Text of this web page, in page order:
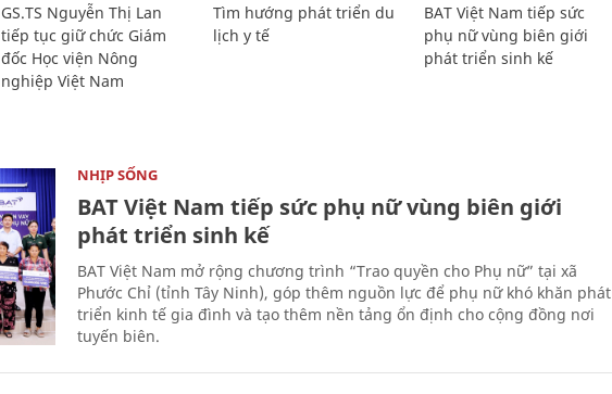
GS.TS Nguyễn Thị Lan
tiếp tục giữ chức Giám
đốc Học viện Nông
nghiệp Việt Nam
Tìm hướng phát triển du
lịch y tế
BAT Việt Nam tiếp sức
phụ nữ vùng biên giới
phát triển sinh kế
NHỊP SỐNG
BAT Việt Nam tiếp sức phụ nữ vùng biên giới
phát triển sinh kế
BAT Việt Nam mở rộng chương trình “Trao quyền cho Phụ nữ” tại xã
Phước Chỉ (tỉnh Tây Ninh), góp thêm nguồn lực để phụ nữ khó khăn phát
triển kinh tế gia đình và tạo thêm nền tảng ổn định cho cộng đồng nơi
tuyến biên.